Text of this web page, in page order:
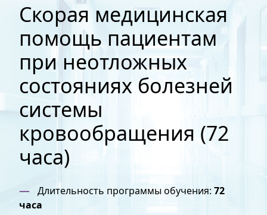
Скорая медицинская
помощь пациентам
при неотложных
состояниях болезней
системы
кровообращения (72
часа)
Длительность программы обучения: 72
часа